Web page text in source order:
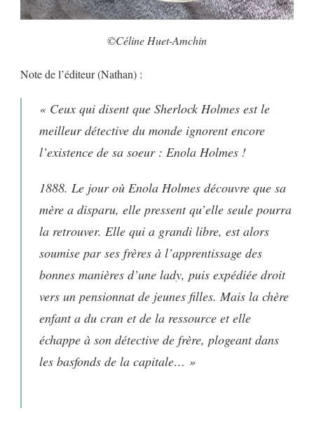
©Céline Huet-Amchin
Note de l’éditeur (Nathan) :
« Ceux qui disent que Sherlock Holmes est le
meilleur détective du monde ignorent encore
l’existence de sa soeur : Enola Holmes !
1888. Le jour où Enola Holmes découvre que sa
mère a disparu, elle pressent qu’elle seule pourra
la retrouver. Elle qui a grandi libre, est alors
soumise par ses frères à l’apprentissage des
bonnes manières d’une lady, puis expédiée droit
vers un pensionnat de jeunes filles. Mais la chère
enfant a du cran et de la ressource et elle
échappe à son détective de frère, plogeant dans
les basfonds de la capitale… »